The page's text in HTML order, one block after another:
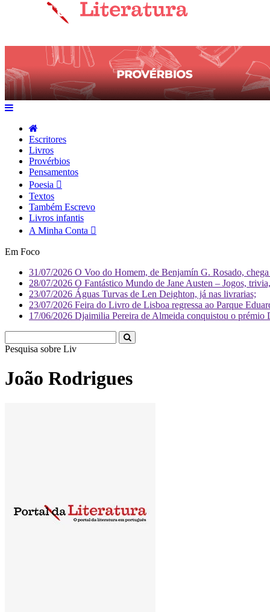
Escritores
Livros
Provérbios
Pensamentos
Poesia
Textos
Também Escrevo
Livros infantis
A Minha Conta
Em Foco
31/07/2026 O Voo do Homem, de Benjamín G. Rosado,
28/07/2026 O Fantástico Mundo de Jane Austen – Jogos,
23/07/2026 Águas Turvas de Len Deighton, já nas livrarias;
23/07/2026 Feira do Livro de Lisboa regressa ao Parque
17/06/2026 Djaimilia Pereira de Almeida conquistou o
Pesquisa sobre Literatura
João Rodrigues